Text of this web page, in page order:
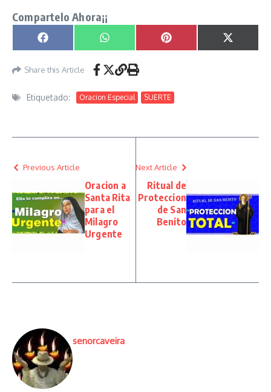
Compartelo Ahora¡¡
Compartir en
Facebook Compartir en
WhatsApp Compartir en
Pinterest
X
(Twitter)
Share this Article
Etiquetado: Oracion Especial SUERTE
Previous Article
Oracion a
Santa Rita
para el
Milagro
Urgente
Next Article
Ritual de
Proteccion
de San
Benito
senorcaveira